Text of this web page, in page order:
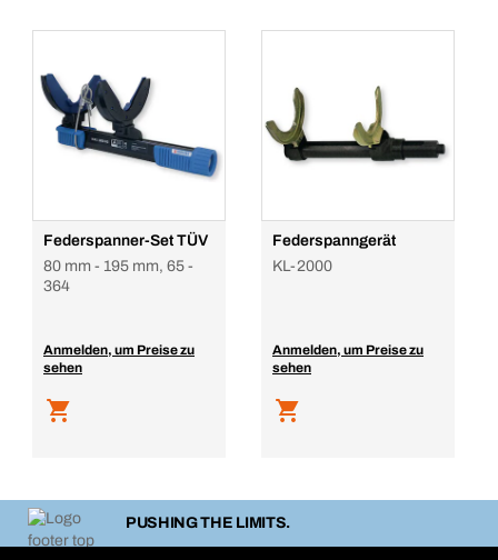
Federspanner-Set TÜV
80 mm - 195 mm, 65 -
364
Anmelden, um Preise zu
sehen
Federspanngerät
KL-2000
Anmelden, um Preise zu
sehen
PUSHING THE LIMITS.